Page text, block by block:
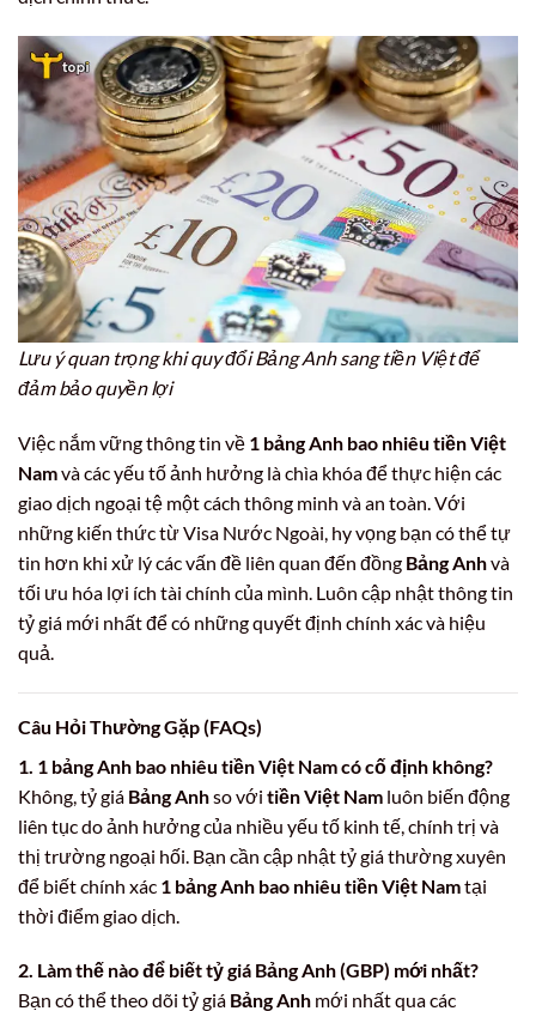
Lưu ý quan trọng khi quy đổi Bảng Anh sang tiền Việt để
đảm bảo quyền lợi
Việc nắm vững thông tin về 1 bảng Anh bao nhiêu tiền Việt
Namvà các yếu tố ảnh hưởng là chìa khóa để thực hiện các
giao dịch ngoại tệ một cách thông minh và an toàn. Với
những kiến thức từ Visa Nước Ngoài, hy vọng bạn có thể tự
tin hơn khi xử lý các vấn đề liên quan đến đồng Bảng Anhvà
tối ưu hóa lợi ích tài chính của mình. Luôn cập nhật thông tin
tỷ giá mới nhất để có những quyết định chính xác và hiệu
quả.
Câu Hỏi Thường Gặp (FAQs)
1. 1 bảng Anh bao nhiêu tiền Việt Nam có cố định không?
Không, tỷ giá Bảng Anhso với tiền Việt Nam luôn biến động
liên tục do ảnh hưởng của nhiều yếu tố kinh tế, chính trị và
thị trường ngoại hối. Bạn cần cập nhật tỷ giá thường xuyên
để biết chính xác 1 bảng Anh bao nhiêu tiền Việt Namtại
thời điểm giao dịch.
2. Làm thế nào để biết tỷ giá Bảng Anh (GBP) mới nhất?
Bạn có thể theo dõi tỷ giá Bảng Anh mới nhất qua các